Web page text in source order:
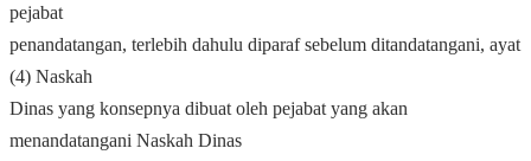
pejabat
penandatangan, terlebih dahulu diparaf sebelum ditandatangani, ayat
(4) Naskah
Dinas yang konsepnya dibuat oleh pejabat yang akan
menandatangani Naskah Dinas